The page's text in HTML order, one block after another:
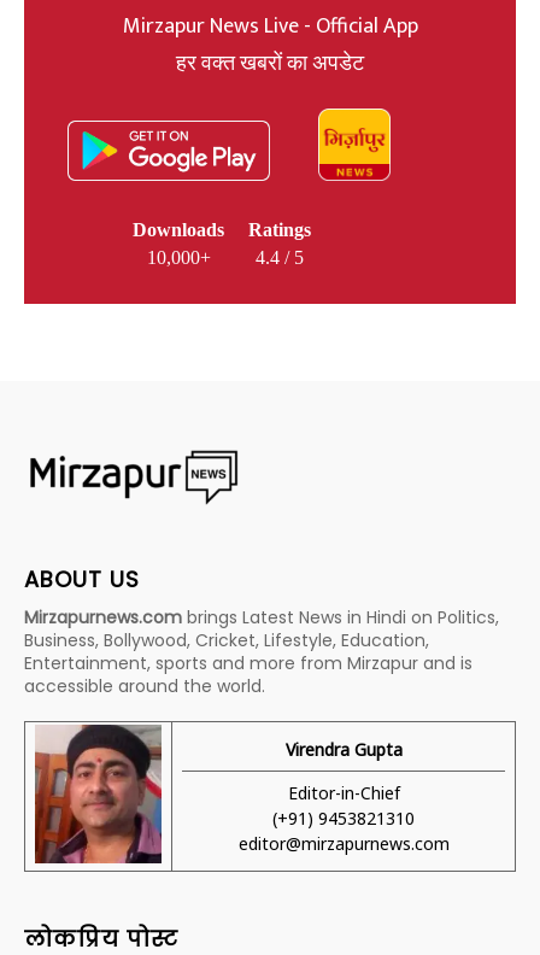
Mirzapur News Live - Official App
हर वक्त खबरों का अपडेट
Downloads
10,000+
Ratings
4.4 / 5
ABOUT US
Mirzapurnews.com brings Latest News in Hindi on Politics,
Business, Bollywood, Cricket, Lifestyle, Education,
Entertainment, sports and more from Mirzapur and is
accessible around the world.
Virendra Gupta
Editor-in-Chief
(+91) 9453821310
editor@mirzapurnews.com
लोकप्रिय पोस्ट